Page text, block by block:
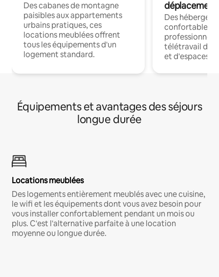
Des cabanes de montagne
paisibles aux appartements
urbains pratiques, ces
locations meublées offrent
tous les équipements d'un
logement standard.
déplacement
Des
confortables
professionnels
télétravail
et d'espaces
Équipements et avantages des séjours
longue durée
Locations meublées
Des logements entièrement meublés avec une cuisine,
le wifi et les équipements dont vous avez besoin pour
vous installer confortablement pendant un mois ou
plus. C'est l'alternative parfaite à une location
moyenne ou longue durée.